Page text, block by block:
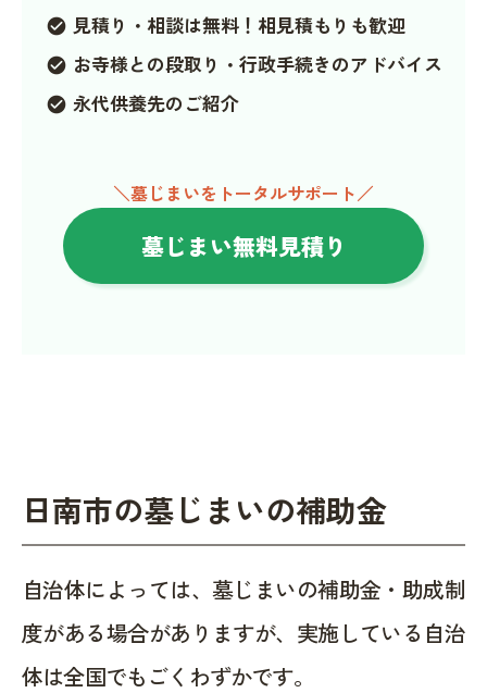
check_circle 見積り・相談は無料！相見積もりも歓迎
check_circle お寺様との段取り・行政手続きのアドバイス
check_circle 永代供養先のご紹介
＼墓じまいをトータルサポート／
墓じまい無料見積り
日南市の墓じまいの補助金
自治体によっては、墓じまいの補助金・助成制
度がある場合がありますが、実施している自治
体は全国でもごくわずかです。